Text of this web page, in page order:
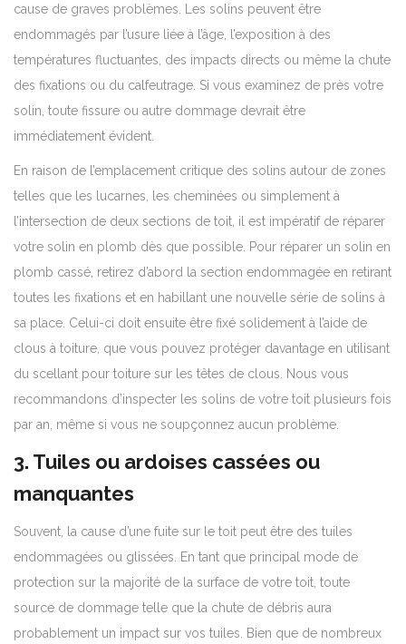
cause de graves problèmes. Les solins peuvent être
endommagés par l’usure liée à l’âge, l’exposition à des
températures fluctuantes, des impacts directs ou même la chute
des fixations ou du calfeutrage. Si vous examinez de près votre
solin, toute fissure ou autre dommage devrait être
immédiatement évident.
En raison de l’emplacement critique des solins autour de zones
telles que les lucarnes, les cheminées ou simplement à
l’intersection de deux sections de toit, il est impératif de réparer
votre solin en plomb dès que possible. Pour réparer un solin en
plomb cassé, retirez d’abord la section endommagée en retirant
toutes les fixations et en habillant une nouvelle série de solins à
sa place. Celui-ci doit ensuite être fixé solidement à l’aide de
clous à toiture, que vous pouvez protéger davantage en utilisant
du scellant pour toiture sur les têtes de clous. Nous vous
recommandons d’inspecter les solins de votre toit plusieurs fois
par an, même si vous ne soupçonnez aucun problème.
3. Tuiles ou ardoises cassées ou
manquantes
Souvent, la cause d’une fuite sur le toit peut être des tuiles
endommagées ou glissées. En tant que principal mode de
protection sur la majorité de la surface de votre toit, toute
source de dommage telle que la chute de débris aura
probablement un impact sur vos tuiles. Bien que de nombreux